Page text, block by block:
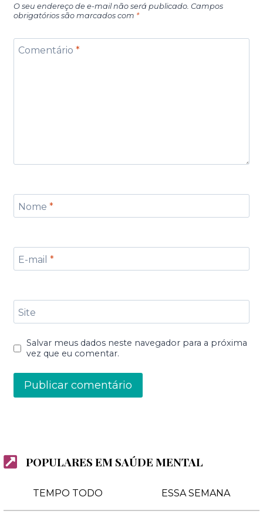
O seu endereço de e-mail não será publicado. Campos
obrigatórios são marcados com *
Comentário *
Nome *
E-mail *
Site
Salvar meus dados neste navegador para a próxima
vez que eu comentar.
POPULARES EM SAÚDE MENTAL
TEMPO TODO ESSA SEMANA